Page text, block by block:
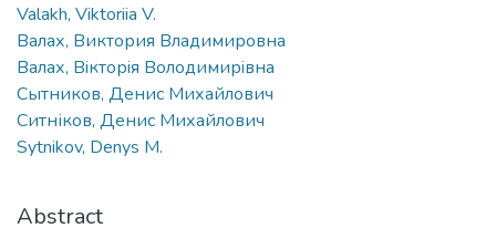
Valakh, Viktoriia V.
Валах, Виктория Владимировна
Валах, Вiкторiя Володимирiвна
Сытников, Денис Михайлович
Ситніков, Денис Михайлович
Sytnikov, Denys M.
Abstract